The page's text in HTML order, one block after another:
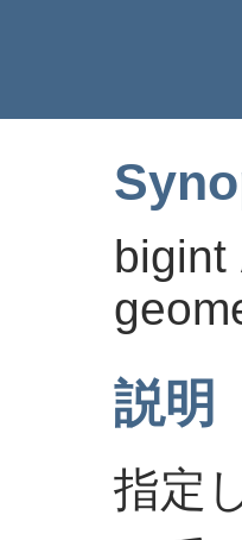
bigint
説明
指定